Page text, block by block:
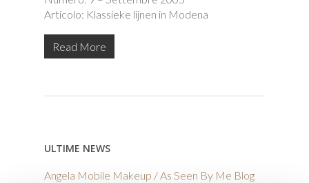
Articolo: Klassieke lijnen in Modena
Read More
ULTIME NEWS
Angela Mobile Makeup / As Seen By Me Blog